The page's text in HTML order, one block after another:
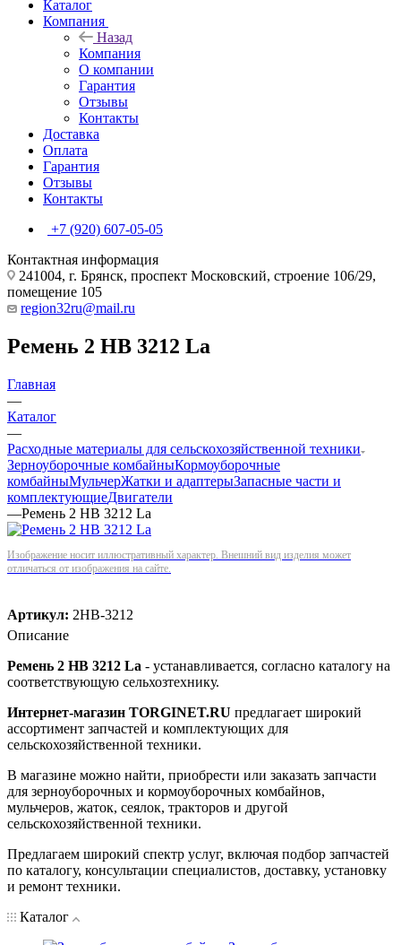
Каталог
Компания
Назад
Компания
О компании
Гарантия
Отзывы
Контакты
Доставка
Оплата
Гарантия
Отзывы
Контакты
+7 (920) 607-05-05
Контактная информация
241004, г. Брянск, проспект Московский, строение 106/29,
помещение 105
region32ru@mail.ru
Ремень 2 НВ 3212 La
Главная
—
Каталог
—
Расходные материалы для сельскохозяйственной техники
Зерноуборочные комбайныКормоуборочные
комбайныМульчерЖатки и адаптерыЗапасные части и
комплектующиеДвигатели
—Ремень 2 НВ 3212 La
Изображение носит иллюстративный характер. Внешний вид изделия может
отличаться от изображения на сайте.
Артикул: 2НВ-3212
Описание
Ремень 2 НВ 3212 La - устанавливается, согласно каталогу на
соответствующую сельхозтехнику.
Интернет-магазин TORGINET.RU предлагает широкий
ассортимент запчастей и комплектующих для
сельскохозяйственной техники.
В магазине можно найти, приобрести или заказать запчасти
для зерноуборочных и кормоуборочных комбайнов,
мульчеров, жаток, сеялок, тракторов и другой
сельскохозяйственной техники.
Предлагаем широкий спектр услуг, включая подбор запчастей
по каталогу, консультации специалистов, доставку, установку
и ремонт техники.
Каталог